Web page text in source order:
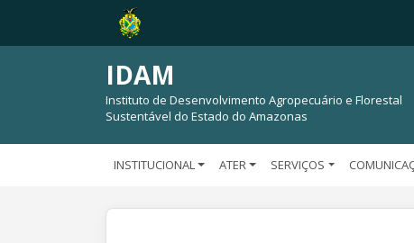
IDAM
Instituto de Desenvolvimento Agropecuário e Florestal
Sustentável do Estado do Amazonas
INSTITUCIONAL ATER SERVIÇOS